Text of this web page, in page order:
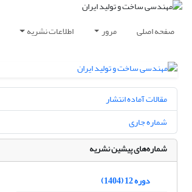
صفحه اصلی مرور اطلاعات نشریه
مقالات آماده انتشار
شماره جاری
شماره‌های پیشین نشریه
دوره 12 (1404)